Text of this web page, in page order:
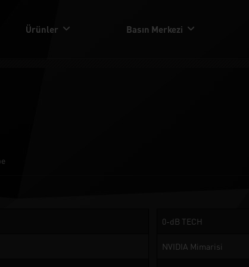
Ürünler Basın Merkezi
0-dB TECH
NVIDIA Mimarisi